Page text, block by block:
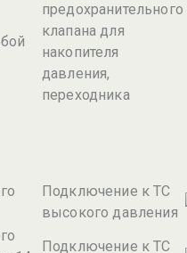
предохранительного
клапана для
накопителя
давления,
переходника
Подключение к ТС
высокого давления
Подключение к ТС